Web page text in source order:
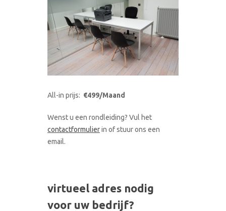
All-in prijs: €499/Maand
Wenst u een rondleiding? Vul het
contactformulierin of stuur ons een
email.
virtueel adres nodig
voor uw bedrijf?